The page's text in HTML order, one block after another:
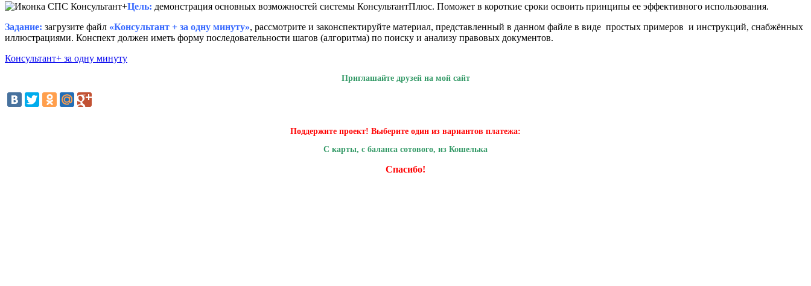
Цель: демонстрация основных возможностей системы КонсультантПлюс. Поможет в короткие сроки освоить принципы ее эффективного использования.
Задание: загрузите файл «Консультант + за одну минуту», рассмотрите и законспектируйте материал, представленный в данном файле в виде простых примеров и инструкций, снабжённых
иллюстрациями. Конспект должен иметь форму последовательности шагов (алгоритма) по поиску и анализу правовых документов.
Консультант+ за одну минуту
Приглашайте друзей на мой сайт
Поддержите проект! Выберите один из вариантов платежа:
С карты, с баланса сотового, из Кошелька
Спасибо!